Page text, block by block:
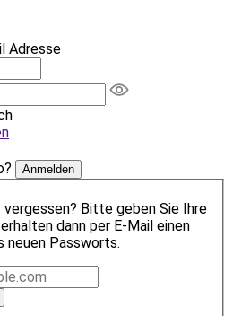
Adresse
Anmelden
Bitte geben Sie Ihre
dann per E-Mail einen
neuen Passworts.